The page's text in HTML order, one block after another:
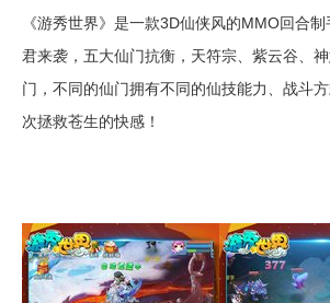
《游秀世界》是一款3D仙侠风的MMO回合
君来袭，五大仙门抗衡，天符宗、紫云谷、
门，不同的仙门拥有不同的仙技能力、战斗
次拯救苍生的快感！